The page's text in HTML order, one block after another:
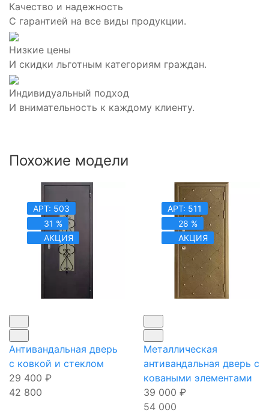
Качество и надежность
С гарантией на все виды продукции.
Низкие цены
И скидки льготным категориям граждан.
Индивидуальный подход
И внимательность к каждому клиенту.
Похожие модели
АРТ: 503
31 %
АКЦИЯ
Антивандальная дверь
с ковкой и стеклом
29 400 ₽
42 800
АРТ: 511
28 %
АКЦИЯ
Металлическая
антивандальная дверь с
коваными элементами
39 000 ₽
54 000